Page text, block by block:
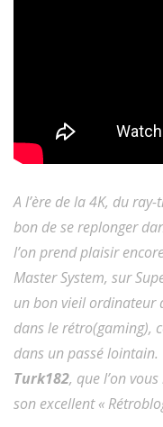
A l’ère de la 4K, du
bon de se replonger
l’on prend plaisir
Master System, sur
un bon vieil ordinateur
dans le rétro(gaming),
dans un passé
Turk182, que l’on
son excellent «